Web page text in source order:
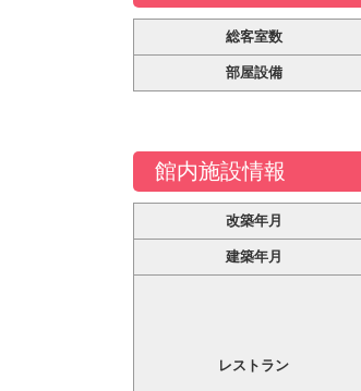
総客室数
部屋設備
館内施設情報
改築年月
建築年月
レストラン